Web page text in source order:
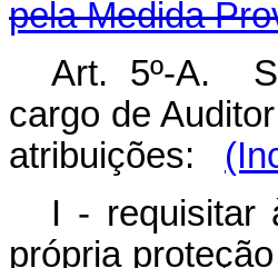
pela Medida
Art. 5º-A.
cargo de
atribuições:
I - requisitar
própria